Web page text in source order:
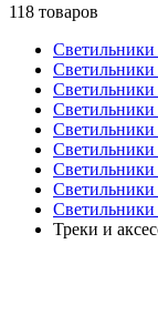
118 товаров
Треки и